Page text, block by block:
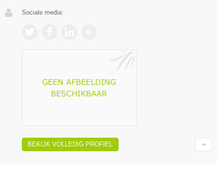
Sociale media:
BEKIJK VOLLEDIG PROFIEL